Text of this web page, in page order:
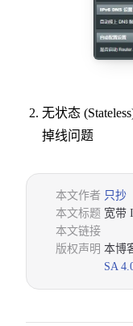
无状态
掉线问题
本文作者 只抄
本文标题 宽带
本文链接
版权声明 本博
SA